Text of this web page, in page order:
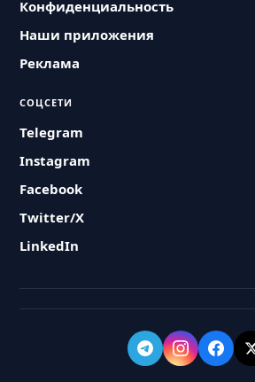
Конфиденциальность
Наши приложения
Реклама
СОЦСЕТИ
Telegram
Instagram
Facebook
Twitter/X
LinkedIn